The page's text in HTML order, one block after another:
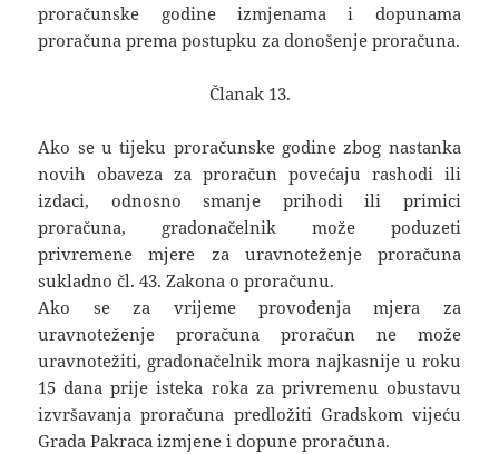
proračunske godine izmjenama i dopunama
proračuna prema postupku za donošenje proračuna.
Članak 13.
Ako se u tijeku proračunske godine zbog nastanka
novih obaveza za proračun povećaju rashodi ili
izdaci, odnosno smanje prihodi ili primici
proračuna, gradonačelnik može poduzeti
privremene mjere za uravnoteženje proračuna
sukladno čl. 43. Zakona o proračunu.
Ako se za vrijeme provođenja mjera za
uravnoteženje proračuna proračun ne može
uravnotežiti, gradonačelnik mora najkasnije u roku
15 dana prije isteka roka za privremenu obustavu
izvršavanja proračuna predložiti Gradskom vijeću
Grada Pakraca izmjene i dopune proračuna.